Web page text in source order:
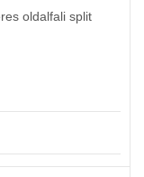
oldalfali split